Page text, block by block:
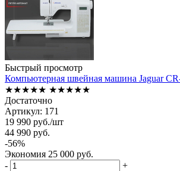
Быстрый просмотр
Компьютерная швейная машина Jaguar
★★★★★ ★★★★★
Достаточно
Артикул: 171
19 990 руб./шт
44 990 руб.
-56%
Экономия 25 000 руб.
-
+